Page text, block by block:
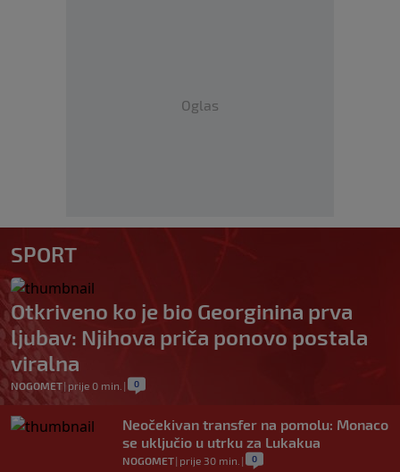
Oglas
SPORT
Otkriveno ko je bio Georginina prva
ljubav: Njihova priča ponovo postala
viralna
NOGOMET| prije 0 min. | 0
Neočekivan transfer na pomolu: Monaco
se uključio u utrku za Lukakua
NOGOMET| prije 30 min. | 0